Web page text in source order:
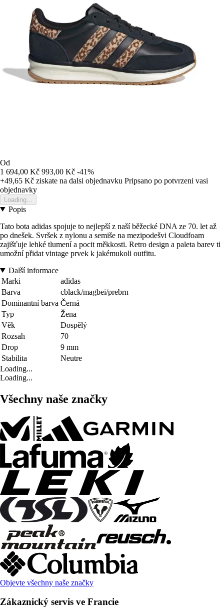
Od
1 694,00 Kč 993,00 Kč -41%
+49,65 Kč ziskate na dalsi objednavku Pripsano po potvrzeni vasi
objednavky
Loading...
Popis
Tato bota adidas spojuje to nejlepší z naší běžecké DNA ze 70. let až
po dnešek. Svršek z nylonu a semiše na mezipodešvi Cloudfoam
zajišťuje lehké tlumení a pocit měkkosti. Retro design a paleta barev ti
umožní přidat vintage prvek k jakémukoli outfitu.
Další informace
Marki
adidas
Barva
cblack/magbei/prebrn
Dominantní barva Černá
Typ
Žena
Věk
Dospělý
Rozsah
70
Drop
9 mm
Stabilita
Neutre
Loading...
Loading...
Všechny naše značky
Objevte všechny naše značky
Zákaznický servis ve Francie